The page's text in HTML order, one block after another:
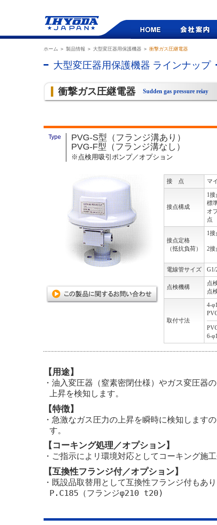
ホーム ＞ 製品情報 ＞ 大型変圧器用保護機器 ＞ 衝撃ガス圧継電器
大型変圧器用保護機器 ラインナップ
衝撃ガス圧継電器 Sudden gas pressure reiay
Type
PVG-S型（フランジ溝あり）
PVG-F型（フランジ溝なし）
※点検用吸引ポンプ／オプション
接 点 マ
接点構成
1
標
オ
点
接点定格
（抵抗負荷）
1
2
電線管サイズ
G1/
点検機構
点
点
取付寸法
4-
6-
【用途】
・油入変圧器（窒素密閉仕様）やガス変圧器
上昇を検知します。
【特徴】
・急激なガス圧力の上昇を瞬時に検知します
す。
【コーキング処理／オプション】
・ご指示によリ環境対応としてコーキング施
【互換性フランジ付／オプション】
・既設品取替用として互換性フランジ付もあ
P.C185（フランジφ210 t20)